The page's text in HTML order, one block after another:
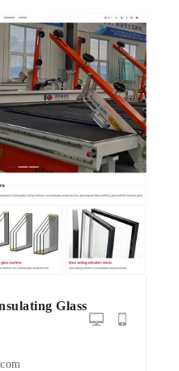
Glass